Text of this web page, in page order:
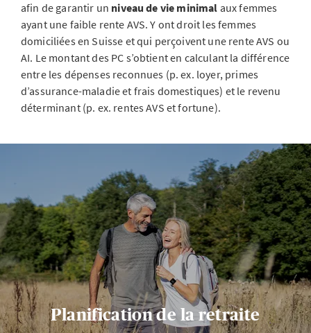
afin de garantir un niveau de vie minimal aux femmes
ayant une faible rente AVS. Y ont droit les femmes
domiciliées en Suisse et qui perçoivent une rente AVS ou
AI. Le montant des PC s’obtient en calculant la différence
entre les dépenses reconnues (p. ex. loyer, primes
d’assurance-maladie et frais domestiques) et le revenu
déterminant (p. ex. rentes AVS et fortune).
Planification de la retraite